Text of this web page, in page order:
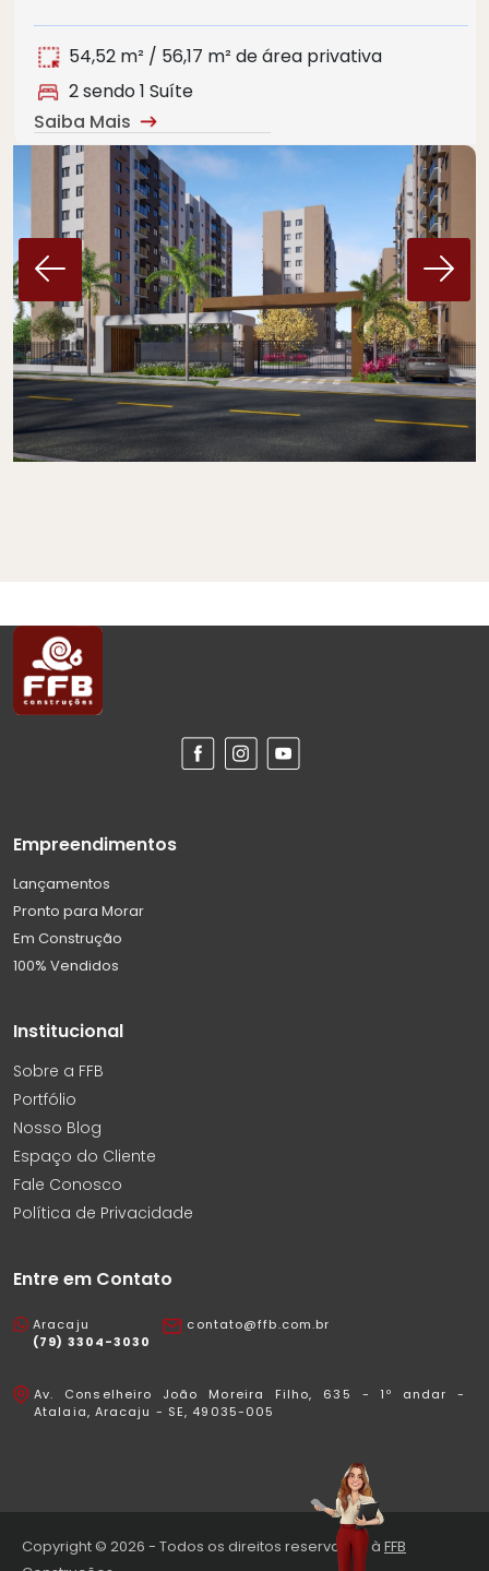
54,52 m² / 56,17 m² de área privativa
2 sendo 1 Suíte
Saiba Mais
Empreendimentos
Lançamentos
Pronto para Morar
Em Construção
100% Vendidos
Institucional
Sobre a FFB
Portfólio
Nosso Blog
Espaço do Cliente
Fale Conosco
Política de Privacidade
Entre em Contato
Aracaju
(79) 3304-3030
contato@ffb.com.br
Av. Conselheiro João Moreira Filho, 635 - 1º andar -
Atalaia, Aracaju - SE, 49035-005
Copyright © 2026 - Todos os direitos reservados à FFB